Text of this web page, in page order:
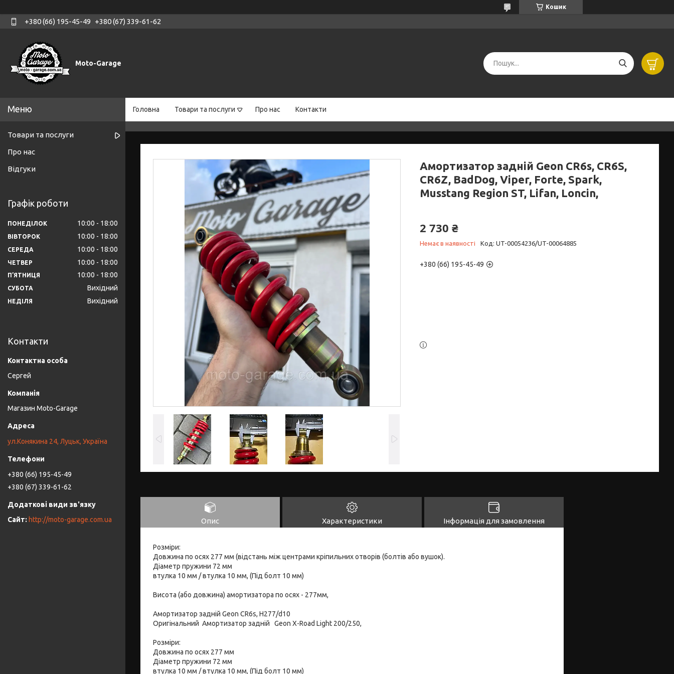
Кошик
+380 (66) 195-45-49 +380 (67) 339-61-62
Moto-Garage
Головна Товари та послуги Про нас Контакти
Амортизатор задній Geon CR6s, CR6S,
CR6Z, BadDog, Viper, Forte, Spark,
Musstang Region ST, Lifan, Loncin,
2 730 ₴
Немає в наявності Код: UT-00054236/UT-00064885
+380 (66) 195-45-49
Опис Характеристики Інформація для замовлення
Розміри:
Довжина по осях 277 мм (відстань між центрами кріпильних отворів (болтів або вушок).
Діаметр пружини 72 мм
втулка 10 мм / втулка 10 мм, (Під болт 10 мм)
Висота (або довжина) амортизатора по осях - 277мм,
Амортизатор задній Geon CR6s, H277/d10
Оригінальний Амортизатор задній Geon X-Road Light 200/250,
Розміри:
Довжина по осях 277 мм
Діаметр пружини 72 мм
втулка 10 мм / втулка 10 мм, (Під болт 10 мм)
Товари та послуги
Про нас
Відгуки
Графік роботи
ПОНЕДІЛОК 10:00 18:00
ВІВТОРОК 10:00 18:00
СЕРЕДА 10:00 18:00
ЧЕТВЕР 10:00 18:00
ПʼЯТНИЦЯ 10:00 18:00
СУБОТА Вихідний
НЕДІЛЯ Вихідний
Контакти
Сергей
Магазин Moto-Garage
ул.Конякина 24, Луцьк, Україна
+380 (66) 195-45-49
+380 (67) 339-61-62
http://moto-garage.com.ua